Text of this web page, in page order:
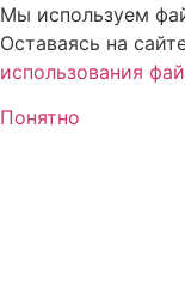
Мы используем
Оставаясь на
использования
Понятно